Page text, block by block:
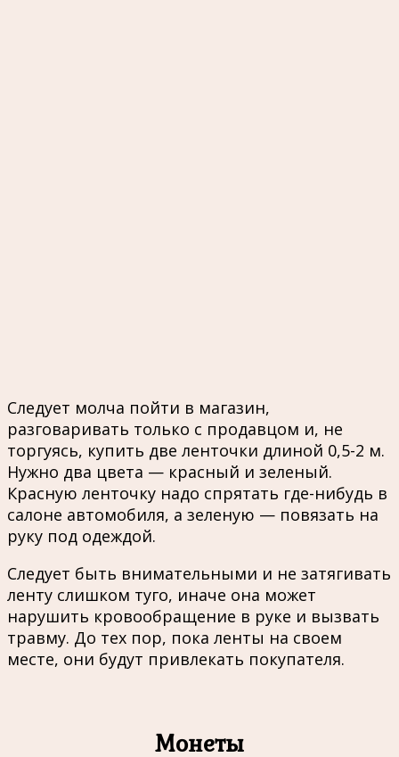
Следует молча пойти в магазин,
разговаривать только с продавцом и, не
торгуясь, купить две ленточки длиной 0,5-2 м.
Нужно два цвета — красный и зеленый.
Красную ленточку надо спрятать где-нибудь в
салоне автомобиля, а зеленую — повязать на
руку под одеждой.
Следует быть внимательными и не затягивать
ленту слишком туго, иначе она может
нарушить кровообращение в руке и вызвать
травму. До тех пор, пока ленты на своем
месте, они будут привлекать покупателя.
Монеты